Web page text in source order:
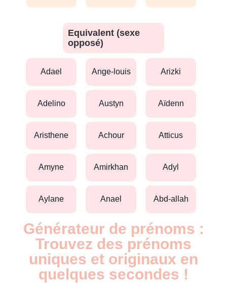
Equivalent (sexe
opposé)
adael ange-louis arizki
adelino austyn aïdenn
aristhene achour atticus
amyne amirkhan adyl
aylane anael abd-allah
Générateur de prénoms :
Trouvez des prénoms
uniques et originaux en
quelques secondes !